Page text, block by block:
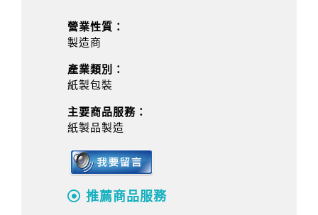
營業性質：
製造商
產業類別：
紙製包裝
主要商品服務：
紙製品製造
推薦商品服務